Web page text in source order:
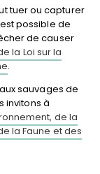
tuer ou capturer
possible de
de causer
la Loi sur la
.
sauvages de
invitons à
de la
la Faune et des